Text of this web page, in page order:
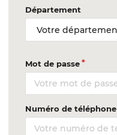
Département
Mot de passe
Numéro de téléphone